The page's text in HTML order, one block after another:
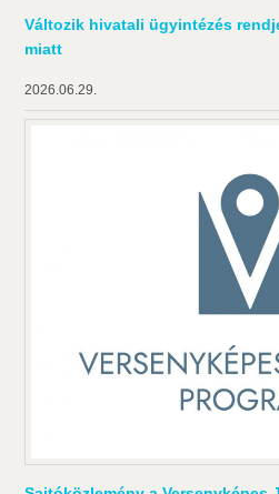
Változik hivatali ügyintézés
miatt
2026.06.29.